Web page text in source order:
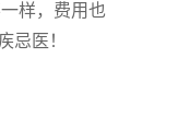
样，费用也
忌医！